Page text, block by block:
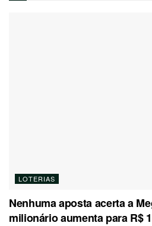
LOTERIAS
Nenhuma aposta acerta a
milionário aumenta para R$